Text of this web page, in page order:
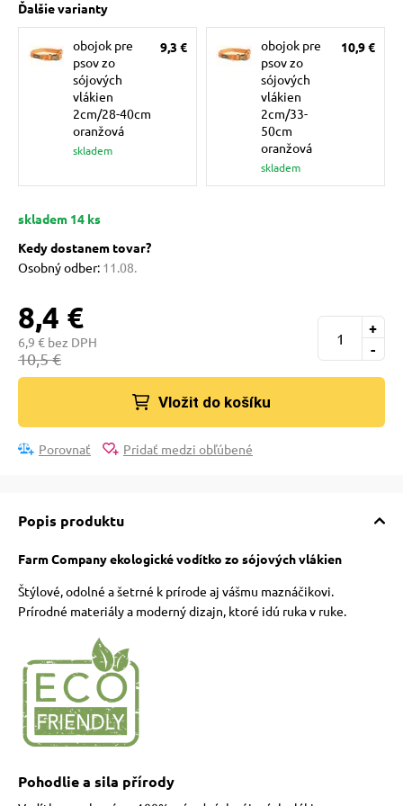
mačky
Ďalšie varianty
obojok pre
psov zo
sójových
vlákien
2cm/28-40cm
oranžová
skladem
9,3 €
obojok pre
psov zo
sójových
vlákien
2cm/33-
50cm
oranžová
skladem
10,9 €
skladem 14 ks
Kedy dostanem tovar?
Osobný odber: 11.08.
8,4 €
6,9 € bez DPH
10,5 € -
+
Vložit do košíku
Porovnať Pridať medzi obľúbené
Popis produktu
Farm Company ekologické vodítko zo sójových vlákien
Štýlové, odolné a šetrné k prírode aj vášmu maznáčikovi.
Prírodné materiály a moderný dizajn, ktoré idú ruka v ruke.
Pohodlie a sila přírody